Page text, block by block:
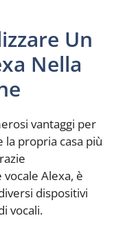
Un
Nella
vantaggi per
propria casa più
vocale Alexa, è
dispositivi
vocali.